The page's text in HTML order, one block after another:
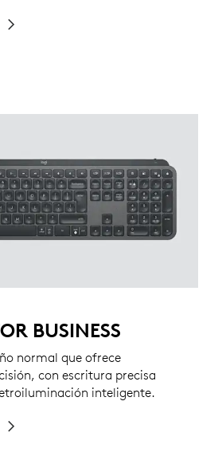
BUSINESS
normal que ofrece
con escritura precisa
inteligente.